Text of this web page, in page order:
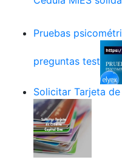
Pruebas
preguntas test
Solicitar Tarjeta